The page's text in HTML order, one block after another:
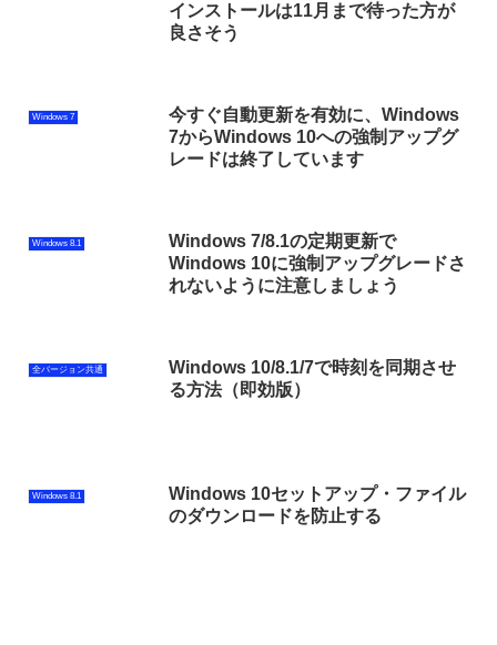
インストールは11月まで待った方が
良さそう
Windows 7
今すぐ自動更新を有効に、Windows
7からWindows 10への強制アップグ
レードは終了しています
Windows 8.1
Windows 7/8.1の定期更新で
Windows 10に強制アップグレードさ
れないように注意しましょう
全バージョン共通
Windows 10/8.1/7で時刻を同期させ
る方法（即効版）
Windows 8.1
Windows 10セットアップ・ファイル
のダウンロードを防止する